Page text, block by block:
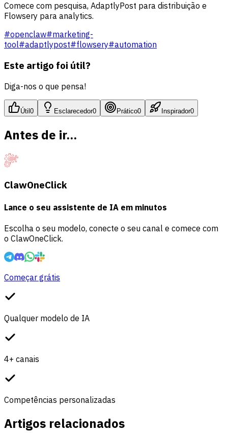
Comece com pesquisa, AdaptlyPost para distribuição e
Flowsery para analytics.
#openclaw#marketing-
tool#adaptlypost#flowsery#automation
Este artigo foi útil?
Diga-nos o que pensa!
Útil0 Esclarecedor0 Prático0 Inspirador0
Antes de ir...
ClawOneClick
Lance o seu assistente de IA em minutos
Escolha o seu modelo, conecte o seu canal e comece com
o ClawOneClick.
Começar grátis
Qualquer modelo de IA
4+ canais
Competências personalizadas
Artigos relacionados